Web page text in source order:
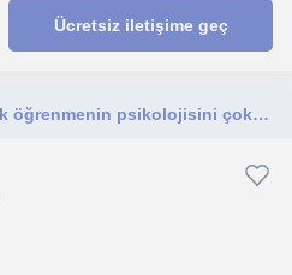
Ücretsiz iletişime geç
Bir psikoloji öğrencisi olarak öğrenmenin psikolojisini çok biliyorum.